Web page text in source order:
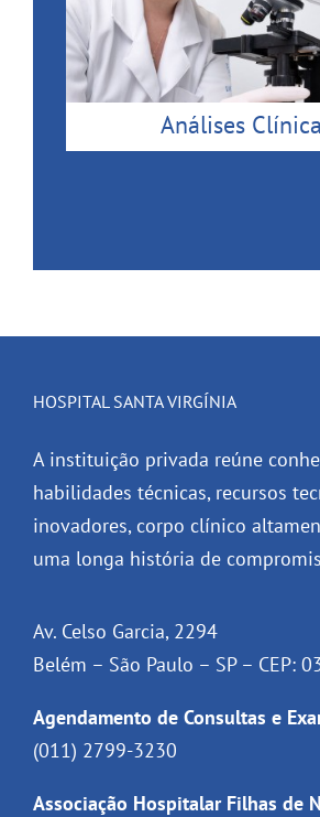
Análises
HOSPITAL SANTA VIRGÍNIA
A instituição privada reúne
habilidades técnicas, recursos
inovadores, corpo clínico
uma longa história de
Av. Celso Garcia, 2294
Belém – São Paulo – SP – CEP:
Agendamento de Consultas e
(011) 2799-3230
Associação Hospitalar Filhas de